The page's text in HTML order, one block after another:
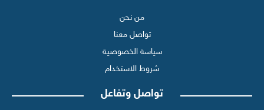
من نحن
تواصل معنا
سياسة الخصوصية
شروط الاستخدام
تواصل وتفاعل